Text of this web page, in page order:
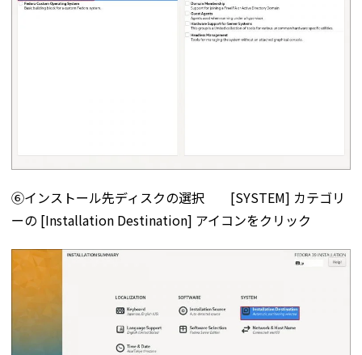
⑥インストール先ディスクの選択 [SYSTEM] カテゴリ
ーの [Installation Destination] アイコンをクリック